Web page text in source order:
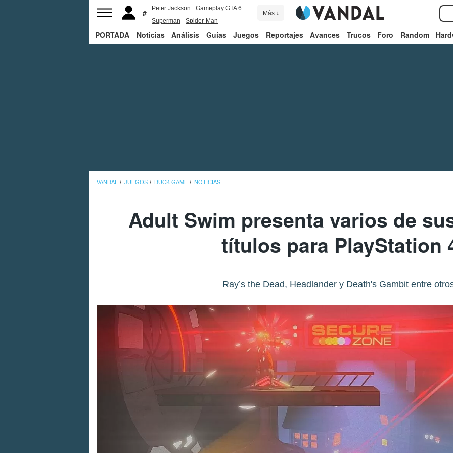
Peter Jackson
Gameplay GTA 6
Superman
Spider-Man
Más ↓
PORTADA Noticias Análisis Guías Juegos Reportajes Avances Trucos Foro Random
VANDAL JUEGOS DUCK GAME NOTICIAS
Adult Swim presenta varios de
títulos para PlayStation
Ray’s the Dead, Headlander y Death's Gambit entre